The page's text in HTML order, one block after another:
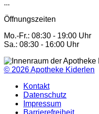
...
Öffnungszeiten
Mo.-Fr.: 08:30 - 19:00 Uhr
Sa.: 08:30 - 16:00 Uhr
© 2026Apotheke Kiderlen
Kontakt
Datenschutz
Impressum
Barrierefreiheit